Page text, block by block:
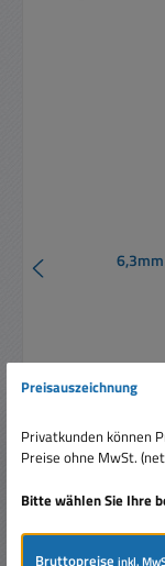
Preisauszeichnung
Privatkunden können
Preise ohne MwSt.
Bitte wählen Sie Ihre
Bruttopreiseinkl.